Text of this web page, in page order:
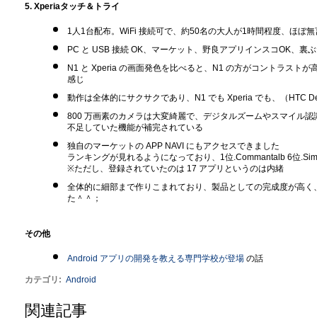
5. Xperiaタッチ＆トライ
1人1台配布。WiFi 接続可で、約50名の大人が1時間程度、ほぼ
PC と USB 接続 OK、マーケット、野良アプリインスコOK、裏
N1 と Xperia の画面発色を比べると、N1 の方がコントラスト
感じ
動作は全体的にサクサクであり、N1 でも Xperia でも、（HTC
800 万画素のカメラは大変綺麗で、デジタルズームやスマイル
不足していた機能が補完されている
独自のマーケットの APP NAVI にもアクセスできました
ランキングが見れるようになっており、1位.Commantalb 6位
※ただし、登録されていたのは 17 アプリというのは内緒
全体的に細部まで作りこまれており、製品としての完成度が高
た＾＾；
その他
Android アプリの開発を教える専門学校が登場 の話
カテゴリ : Android
関連記事